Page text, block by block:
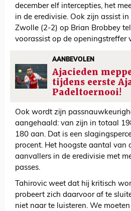
december elf intercepties, het
in de eredivisie. Ook zijn assist
Zwolle (2-2) op Brian Brobbey
voorassist op de openingstreffer
AANBEVOLEN
Ajacieden
tijdens eerste
Padeltoernooi!
Ook wordt zijn
aangehaald: van zijn in totaal
180 aan. Dat is een
procent. Het hoogste aantal van
aanvallers in de eredivisie met
passes.
Tahirovic weet dat hij kritisch
probeert zich daarvoor af te
niet naar te luisteren. We